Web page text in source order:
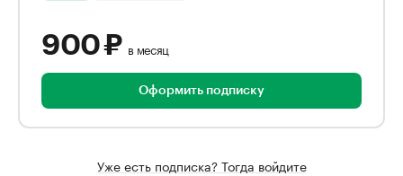
900 ₽ в месяц
Оформить подписку
Уже есть подписка? Тогда войдите